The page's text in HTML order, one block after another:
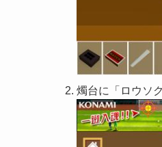
燭台に「ロウソ